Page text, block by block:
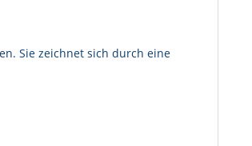
Sie zeichnet sich durch eine